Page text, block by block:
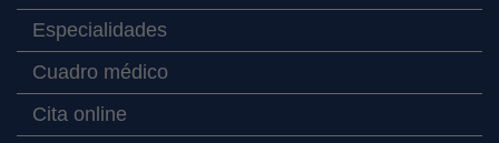
Especialidades
Cuadro médico
Cita online